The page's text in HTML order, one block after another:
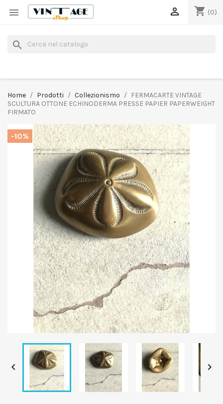
 shopping_cart (0)

search
Home Prodotti Collezionismo
FERMACARTE VINTAGE
SCULTURA OTTONE ECHINODERMA PRESSE PAPIER PAPERWEIGHT
FIRMATO
-10%
 